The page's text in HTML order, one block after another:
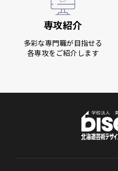
専攻紹介
多彩な専門職が目指せる
各専攻をご紹介します